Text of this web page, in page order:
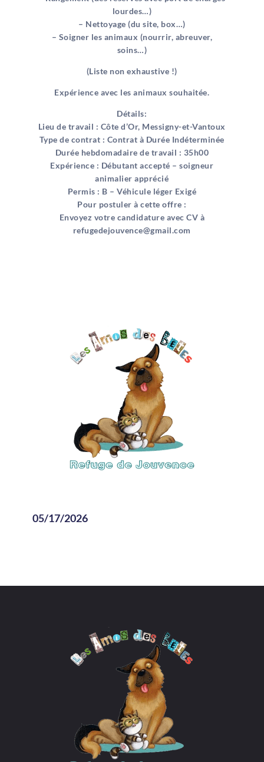
lourdes…)
– Nettoyage (du site, box…)
– Soigner les animaux (nourrir, abreuver,
soins…)
(Liste non exhaustive !)
Expérience avec les animaux souhaitée.
Détails:
Lieu de travail : Côte d’Or, Messigny-et-Vantoux
Type de contrat : Contrat à Durée Indéterminée
Durée hebdomadaire de travail : 35h00
Expérience : Débutant accepté – soigneur
animalier apprécié
Permis : B – Véhicule léger Exigé
Pour postuler à cette offre :
Envoyez votre candidature avec CV à
refugedejouvence@gmail.com
05/17/2026